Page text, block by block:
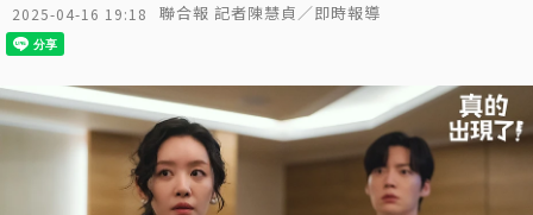
2025-04-16 19:18 聯合報 記者陳慧貞／即時報導